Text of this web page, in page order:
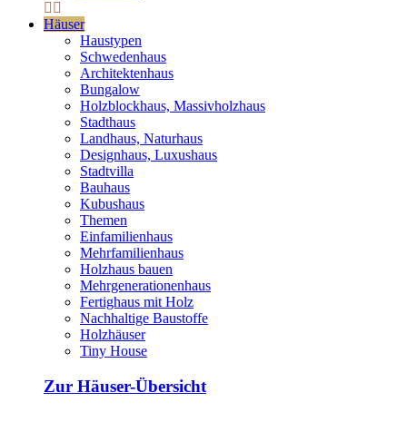
Häuser
Haustypen
Schwedenhaus
Architektenhaus
Bungalow
Holzblockhaus, Massivholzhaus
Stadthaus
Landhaus, Naturhaus
Designhaus, Luxushaus
Stadtvilla
Bauhaus
Kubushaus
Themen
Einfamilienhaus
Mehrfamilienhaus
Holzhaus bauen
Mehrgenerationenhaus
Fertighaus mit Holz
Nachhaltige Baustoffe
Holzhäuser
Tiny House
Zur Häuser-Übersicht